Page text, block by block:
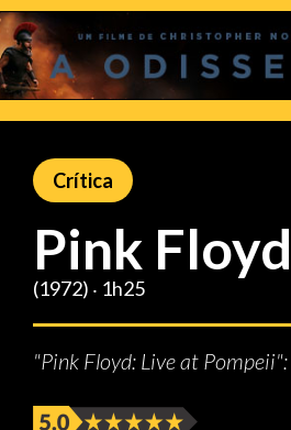
Crítica
Pink
(1972) ‧ 1h25
"Pink Floyd: Live at